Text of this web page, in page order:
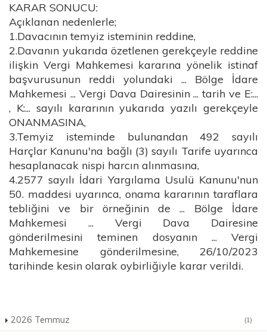
KARAR SONUCU:
Açıklanan nedenlerle;
1.Davacının temyiz isteminin reddine,
2.Davanın yukarıda özetlenen gerekçeyle reddine
ilişkin Vergi Mahkemesi kararına yönelik istinaf
başvurusunun reddi yolundaki ... Bölge İdare
Mahkemesi ... Vergi Dava Dairesinin ... tarih ve E:...
, K:... sayılı kararının yukarıda yazılı gerekçeyle
ONANMASINA,
3.Temyiz isteminde bulunandan 492 sayılı
Harçlar Kanunu'na bağlı (3) sayılı Tarife uyarınca
hesaplanacak nispi harcın alınmasına,
4.2577 sayılı İdari Yargılama Usulü Kanunu'nun
50. maddesi uyarınca, onama kararının taraflara
tebliğini ve bir örneğinin de ... Bölge İdare
Mahkemesi ... Vergi Dava Dairesine
gönderilmesini teminen dosyanın ... Vergi
Mahkemesine gönderilmesine, 26/10/2023
tarihinde kesin olarak oybirliğiyle karar verildi.
2026 Temmuz (1)